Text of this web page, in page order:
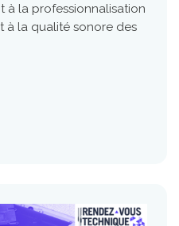
à la professionnalisation
à la qualité sonore des